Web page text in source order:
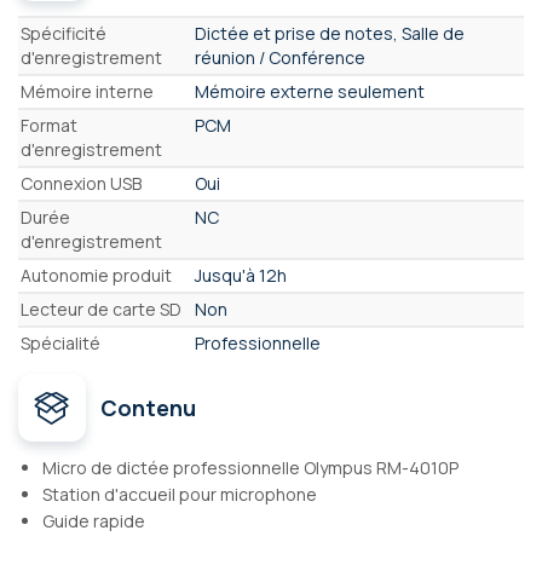
Caractéristiques
Spécificité
d'enregistrement
Dictée et prise de notes, Salle de
réunion / Conférence
Mémoire interne
Mémoire externe seulement
Format
d'enregistrement
PCM
Connexion USB
Oui
Durée
d'enregistrement
NC
Autonomie produit
Jusqu'à 12h
Lecteur de carte SD
Non
Spécialité
Professionnelle
Contenu
Micro de dictée professionnelle Olympus RM-4010P
Station d'accueil pour microphone
Guide rapide